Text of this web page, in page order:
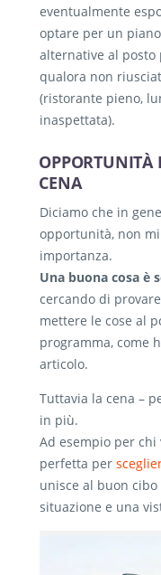
eventualmente
optare per un
alternative al posto
qualora non
(ristorante pieno,
inaspettata).
OPPORTUNITÀ
CENA
Diciamo che in
opportunità, non
importanza.
Una buona cosa è
cercando di
mettere le cose al
programma, come
articolo.
Tuttavia la cena –
in più.
Ad esempio per chi
perfetta per
unisce al buon cibo
situazione e una